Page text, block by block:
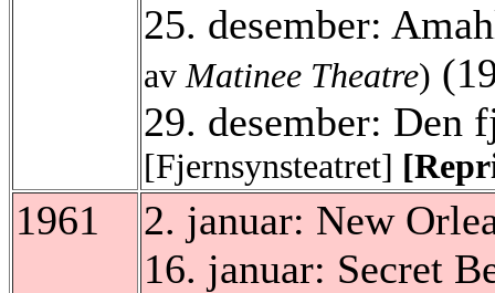
25. desember:
av Matinee Theatre)
29. desember: Den
[Fjernsynsteatret]
1961
2. januar: New
16. januar: Secret